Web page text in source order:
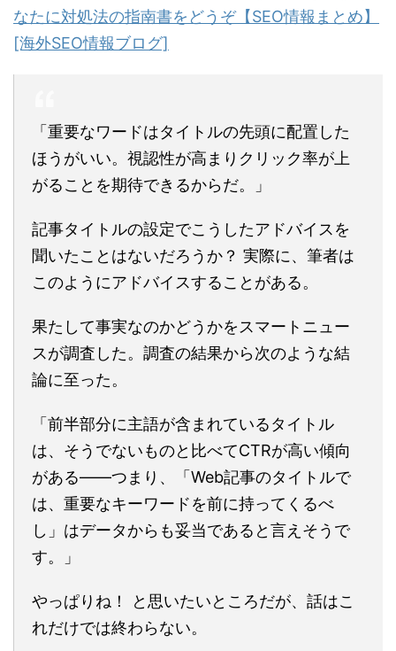
なたに対処法の指南書をどうぞ【SEO情報まとめ】
[海外SEO情報ブログ]
「重要なワードはタイトルの先頭に配置した
ほうがいい。視認性が高まりクリック率が上
がることを期待できるからだ。」
記事タイトルの設定でこうしたアドバイスを
聞いたことはないだろうか？ 実際に、筆者は
このようにアドバイスすることがある。
果たして事実なのかどうかをスマートニュー
スが調査した。調査の結果から次のような結
論に至った。
「前半部分に主語が含まれているタイトル
は、そうでないものと比べてCTRが高い傾向
がある――つまり、「Web記事のタイトルで
は、重要なキーワードを前に持ってくるべ
し」はデータからも妥当であると言えそうで
す。」
やっぱりね！ と思いたいところだが、話はこ
れだけでは終わらない。